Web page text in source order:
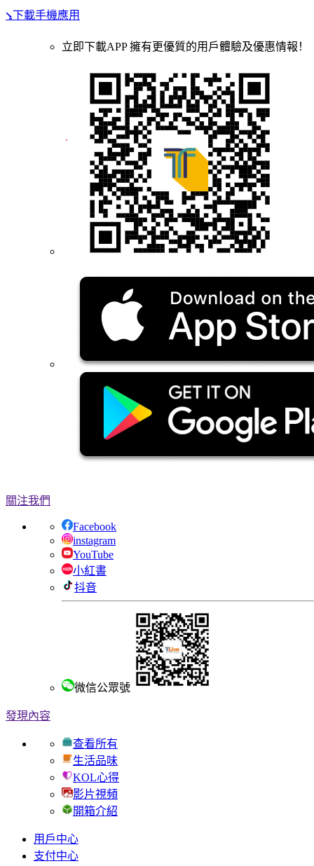
⭸下載手機應用
立即下載APP 擁有更優質的用戶體驗及優惠情報！
關注我們
Facebook
instagram
YouTube
小紅書
抖音
微信公眾號
發現內容
查看所有
生活品味
KOL心得
影片視頻
開箱介紹
用戶中心
支付中心